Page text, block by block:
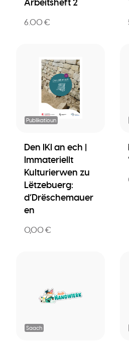
6.00 €
Publikatioun
Den IKI an ech |
Immateriellt
Kulturierwen zu
Lëtzebuerg:
d’Drëschemauer
en
0,00 €
Saach